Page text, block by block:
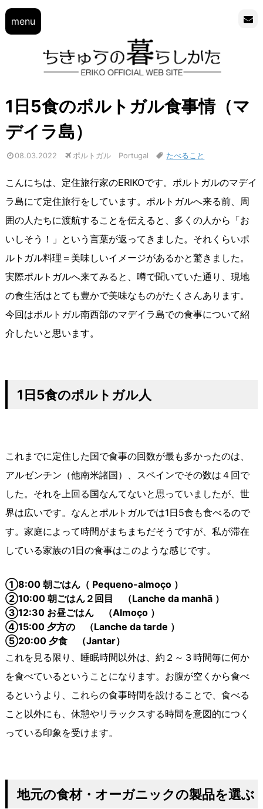
menu
1日5食のポルトガル食事情（マ
デイラ島）
08.03.2022 ポルトガル Portugal たべること
こんにちは、定住旅行家のERIKOです。ポルトガルのマデイ
ラ島にて定住旅行をしています。ポルトガルへ来る前、周
囲の人たちに渡航することを伝えると、多くの人から「お
いしそう！」という言葉が返ってきました。それくらいポ
ルトガル料理＝美味しいイメージがあるかと驚きました。
実際ポルトガルへ来てみると、噂で聞いていた通り、現地
の食生活はとても豊かで美味なものがたくさんあります。
今回はポルトガル南西部のマデイラ島での食事について紹
介したいと思います。
1日5食のポルトガル人
これまでに定住した国で食事の回数が最も多かったのは、
アルゼンチン（他南米諸国）、スペインでその数は４回で
した。それを上回る国なんてないと思っていましたが、世
界は広いです。なんとポルトガルでは1日5食も食べるので
す。家庭によって時間がまちまちだそうですが、私が滞在
している家族の1日の食事はこのような感じです。
①8:00 朝ごはん（ Pequeno-almoço ）
②10:00 朝ごはん２回目 （Lanche da manhã ）
③12:30 お昼ごはん （Almoço ）
④15:00 夕方の （Lanche da tarde ）
⑤20:00 夕食 （Jantar）
これを見る限り、睡眠時間以外は、約２～３時間毎に何か
を食べているということになります。お腹が空くから食べ
るというより、これらの食事時間を設けることで、食べる
こと以外にも、休憩やリラックスする時間を意図的につく
っている印象を受けます。
地元の食材・オーガニックの製品を選ぶ